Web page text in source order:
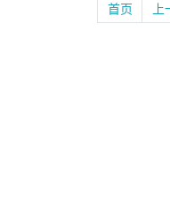
首页